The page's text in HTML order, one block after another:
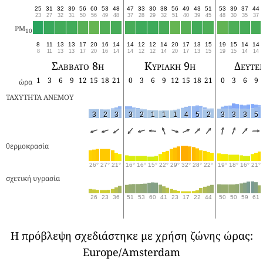
25
23
31
27
32
32
39
31
56
50
60
56
53
49
48
48
47
37
33
28
30
29
38
32
56
51
49
40
43
39
51
45
53
48
39
30
37
35
44
37
PM10
8
8
11
11
13
13
13
13
17
17
20
20
16
16
14
14
14
14
12
12
12
12
14
14
20
20
17
17
13
13
15
15
19
19
15
15
14
14
14
14
Σάββατο 8η Κυριακή 9η
ώρα 1 3 6 9 12 15 18 21 0 3 6 9 12 15 18 21 0 3 6
9
ΤΑΧΥΤΗΤΑ ΑΝΕΜΟΥ
3 2 3 3 2 1 1 1 4 5 2 3 3 3 5
θερμοκρασία
26° 27° 21° 16° 16° 15° 22° 29° 32° 28° 22° 19° 18° 16° 21°
σχετική υγρασία
26 23 36 51 53 60 41 23 17 22 44 50 50 59 61
Η πρόβλεψη σχεδιάστηκε με χρήση ζώνης ώρας:
Europe/Amsterdam